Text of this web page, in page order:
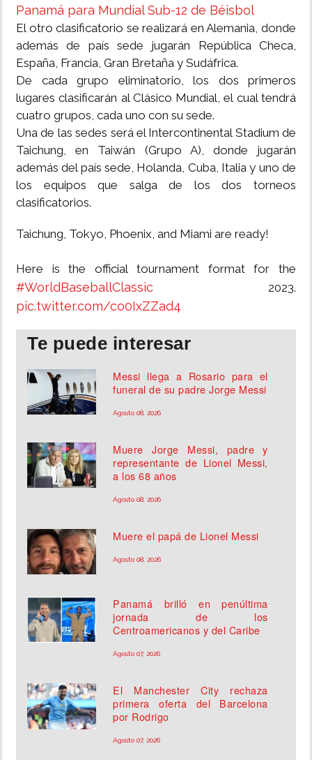
Panamá para Mundial Sub-12 de Béisbol
El otro clasificatorio se realizará en Alemania, donde
además de país sede jugarán República Checa,
España, Francia, Gran Bretaña y Sudáfrica.
De cada grupo eliminatorio, los dos primeros
lugares clasificarán al Clásico Mundial, el cual tendrá
cuatro grupos, cada uno con su sede.
Una de las sedes será el Intercontinental Stadium de
Taichung, en Taiwán (Grupo A), donde jugarán
además del país sede, Holanda, Cuba, Italia y uno de
los equipos que salga de los dos torneos
clasificatorios.
Taichung, Tokyo, Phoenix, and Miami are ready!
Here is the official tournament format for the
#WorldBaseballClassic 2023.
pic.twitter.com/co0IxZZad4
Te puede interesar
Messi llega a Rosario para el
funeral de su padre Jorge Messi
Agosto 08, 2026
Muere Jorge Messi, padre y
representante de Lionel Messi,
a los 68 años
Agosto 08, 2026
Muere el papá de Lionel Messi
Agosto 08, 2026
Panamá brilló en penúltima
jornada de los
Centroamericanos y del Caribe
Agosto 07, 2026
El Manchester City rechaza
primera oferta del Barcelona
por Rodrigo
Agosto 07, 2026